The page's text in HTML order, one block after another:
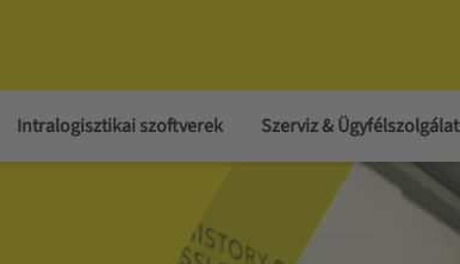
Intralogisztikai szoftverek Szerviz & Ügyfélszolgálat